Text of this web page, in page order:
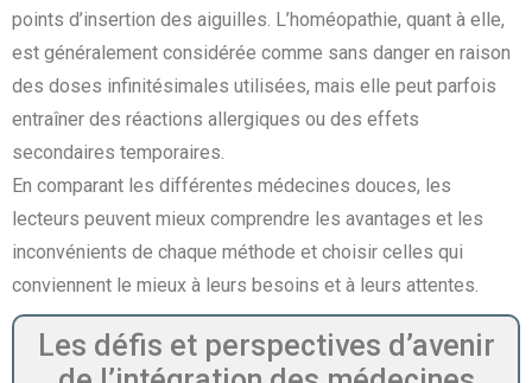
points d’insertion des aiguilles. L’homéopathie, quant à elle,
est généralement considérée comme sans danger en raison
des doses infinitésimales utilisées, mais elle peut parfois
entraîner des réactions allergiques ou des effets
secondaires temporaires.
En comparant les différentes médecines douces, les
lecteurs peuvent mieux comprendre les avantages et les
inconvénients de chaque méthode et choisir celles qui
conviennent le mieux à leurs besoins et à leurs attentes.
Les défis et perspectives d’avenir